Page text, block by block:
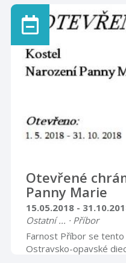
energie. Autorkou
Panáčová. Výstava je k
veřejnosti.
Otevřené
Panny Marie
15.05.2018 -
Ostatní ... · Příbor
Farnost Příbor se
Ostravsko-opavské